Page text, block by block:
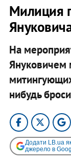
Милиция
На
Януковичем
нибудь
Додати LB.ua
джерело в